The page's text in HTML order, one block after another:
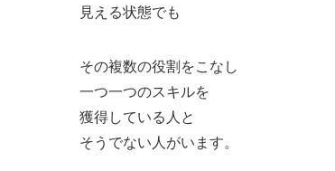
見える状態でも
その複数の役割をこなし
一つ一つのスキルを
獲得している人と
そうでない人がいます。